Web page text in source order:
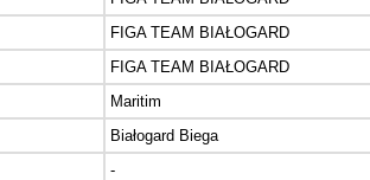
FIGA TEAM BIAŁOGARD
FIGA TEAM BIAŁOGARD
Maritim
Białogard Biega
-